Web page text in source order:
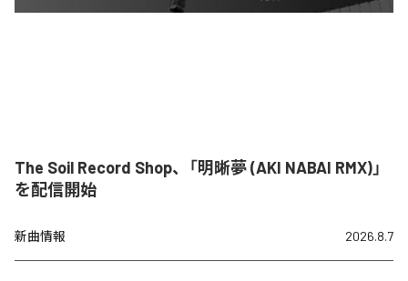
The Soil Record Shop、「明晰夢 (AKI NABAI RMX)」
を配信開始
新曲情報 2026.8.7